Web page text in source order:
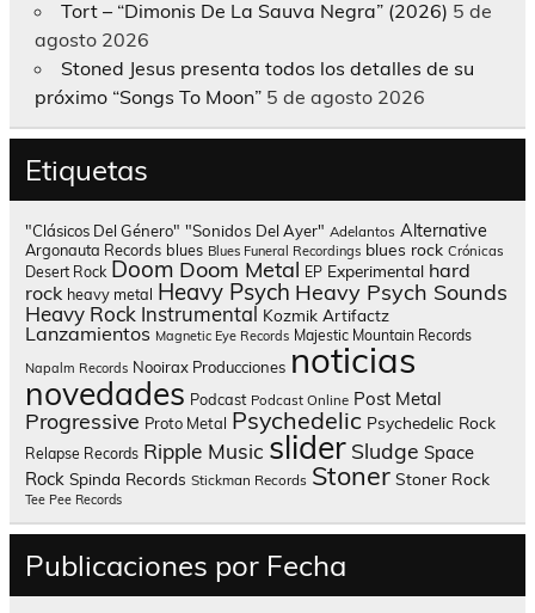
Tort – “Dimonis De La Sauva Negra” (2026) 5 de
agosto 2026
Stoned Jesus presenta todos los detalles de su
próximo “Songs To Moon” 5 de agosto 2026
Etiquetas
"Clásicos Del Género" "Sonidos Del Ayer" Adelantos Alternative
Argonauta Records blues Blues Funeral Recordings blues rock Crónicas
Desert Rock Doom Doom Metal EP Experimental hard
rock heavy metal Heavy Psych Heavy Psych Sounds
Heavy Rock Instrumental Kozmik Artifactz
Lanzamientos Magnetic Eye Records Majestic Mountain Records
Napalm Records Nooirax Producciones noticias
novedades Podcast Podcast Online Post Metal
Progressive Proto Metal Psychedelic Psychedelic Rock
Relapse Records Ripple Music slider Sludge Space
Rock Spinda Records Stickman Records Stoner Stoner Rock
Tee Pee Records
Publicaciones por Fecha